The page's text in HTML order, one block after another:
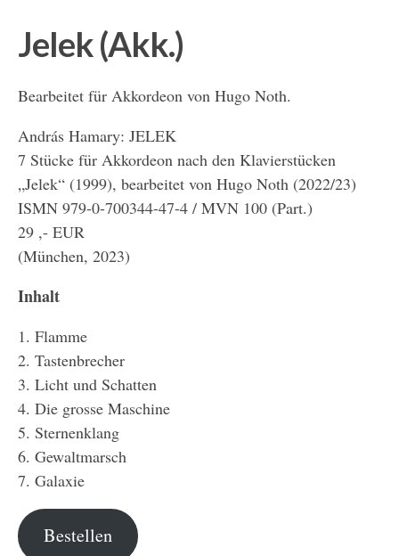
Jelek (Akk.)
Bearbeitet für Akkordeon von Hugo Noth.
András Hamary: JELEK
7 Stücke für Akkordeon nach den Klavierstücken
„Jelek“ (1999), bearbeitet von Hugo Noth (2022/23)
ISMN 979-0-700344-47-4 / MVN 100 (Part.)
29 ,- EUR
(München, 2023)
Inhalt
1. Flamme
2. Tastenbrecher
3. Licht und Schatten
4. Die grosse Maschine
5. Sternenklang
6. Gewaltmarsch
7. Galaxie
Bestellen